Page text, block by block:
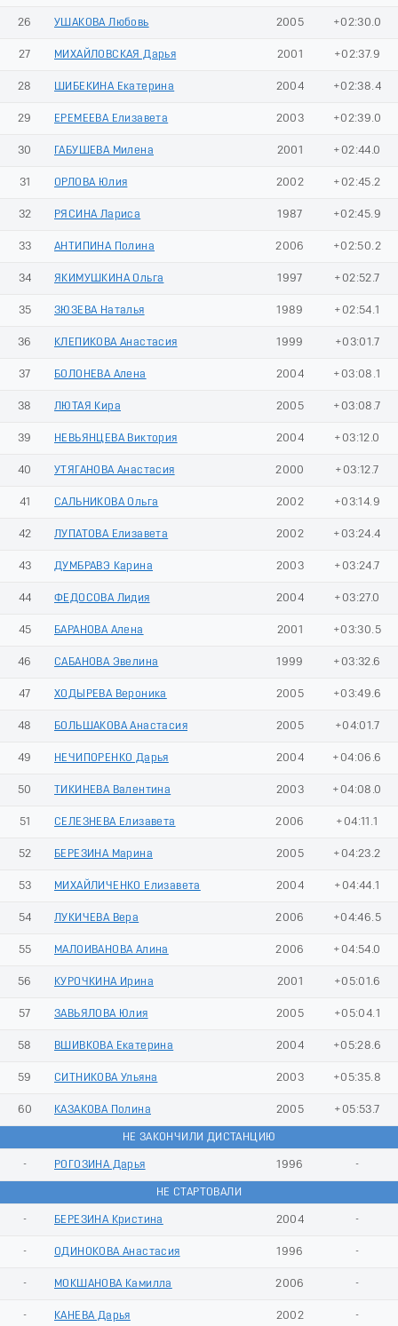
26 УШАКОВА Любовь 2005 +02:30.0
27 МИХАЙЛОВСКАЯ Дарья 2001 +02:37.9
28 ШИБЕКИНА Екатерина 2004 +02:38.4
29 ЕРЕМЕЕВА Елизавета 2003 +02:39.0
30 ГАБУШЕВА Милена 2001 +02:44.0
31 ОРЛОВА Юлия 2002 +02:45.2
32 РЯСИНА Лариса 1987 +02:45.9
33 АНТИПИНА Полина 2006 +02:50.2
34 ЯКИМУШКИНА Ольга 1997 +02:52.7
35 ЗЮЗЕВА Наталья 1989 +02:54.1
36 КЛЕПИКОВА Анастасия 1999 +03:01.7
37 БОЛОНЕВА Алена 2004 +03:08.1
38 ЛЮТАЯ Кира 2005 +03:08.7
39 НЕВЬЯНЦЕВА Виктория 2004 +03:12.0
40 УТЯГАНОВА Анастасия 2000 +03:12.7
41 САЛЬНИКОВА Ольга 2002 +03:14.9
42 ЛУПАТОВА Елизавета 2002 +03:24.4
43 ДУМБРАВЭ Карина 2003 +03:24.7
44 ФЕДОСОВА Лидия 2004 +03:27.0
45 БАРАНОВА Алена 2001 +03:30.5
46 САБАНОВА Эвелина 1999 +03:32.6
47 ХОДЫРЕВА Вероника 2005 +03:49.6
48 БОЛЬШАКОВА Анастасия 2005 +04:01.7
49 НЕЧИПОРЕНКО Дарья 2004 +04:06.6
50 ТИКИНЕВА Валентина 2003 +04:08.0
51 СЕЛЕЗНЕВА Елизавета 2006 +04:11.1
52 БЕРЕЗИНА Марина 2005 +04:23.2
53 МИХАЙЛИЧЕНКО Елизавета 2004 +04:44.1
54 ЛУКИЧЕВА Вера 2006 +04:46.5
55 МАЛОИВАНОВА Алина 2006 +04:54.0
56 КУРОЧКИНА Ирина 2001 +05:01.6
57 ЗАВЬЯЛОВА Юлия 2005 +05:04.1
58 ВШИВКОВА Екатерина 2004 +05:28.6
59 СИТНИКОВА Ульяна 2003 +05:35.8
60 КАЗАКОВА Полина 2005 +05:53.7
НЕ ЗАКОНЧИЛИ ДИСТАНЦИЮ
- РОГОЗИНА Дарья 1996 -
НЕ СТАРТОВАЛИ
- БЕРЕЗИНА Кристина 2004 -
- ОДИНОКОВА Анастасия 1996 -
- МОКШАНОВА Камилла 2006 -
- КАНЕВА Дарья 2002 -